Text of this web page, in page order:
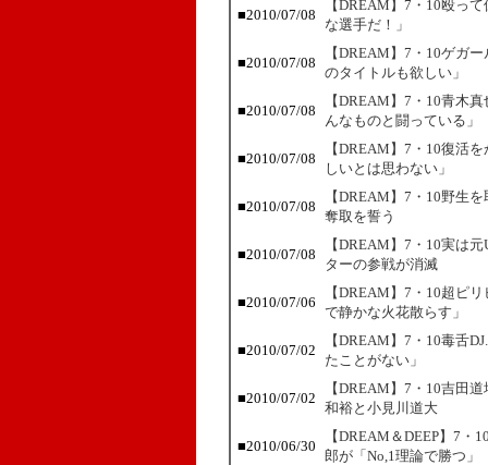
■2010/07/08
【DREAM】7・10殴っ
な選手だ！」
■2010/07/08
【DREAM】7・10ゲガ
のタイトルも欲しい」
■2010/07/08
【DREAM】7・10青木
んなものと闘っている」
■2010/07/08
【DREAM】7・10復活
しいとは思わない」
■2010/07/08
【DREAM】7・10野生
奪取を誓う
■2010/07/08
【DREAM】7・10実は
ターの参戦が消滅
■2010/07/06
【DREAM】7・10超ピ
で静かな火花散らす」
■2010/07/02
【DREAM】7・10毒舌
たことがない」
■2010/07/02
【DREAM】7・10吉田
和裕と小見川道大
■2010/06/30
【DREAM＆DEEP】7
郎が「No,1理論で勝つ」